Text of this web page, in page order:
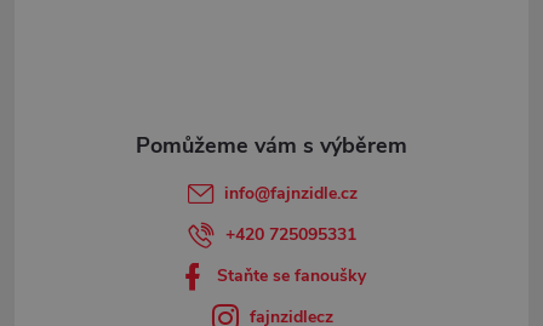
info@fajnzidle.cz
+420 725095331
Staňte se fanoušky
fajnzidlecz